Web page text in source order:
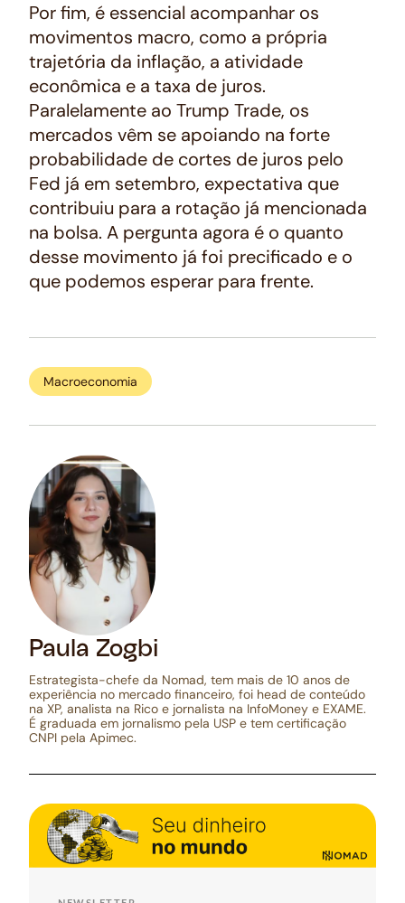
Por fim, é essencial acompanhar os
movimentos macro, como a própria
trajetória da inflação, a atividade
econômica e a taxa de juros.
Paralelamente ao Trump Trade, os
mercados vêm se apoiando na forte
probabilidade de cortes de juros pelo
Fed já em setembro, expectativa que
contribuiu para a rotação já mencionada
na bolsa. A pergunta agora é o quanto
desse movimento já foi precificado e o
que podemos esperar para frente.
Macroeconomia
Paula Zogbi
Estrategista-chefe da Nomad, tem mais de 10 anos de
experiência no mercado financeiro, foi head de conteúdo
na XP, analista na Rico e jornalista na InfoMoney e EXAME.
É graduada em jornalismo pela USP e tem certificação
CNPI pela Apimec.